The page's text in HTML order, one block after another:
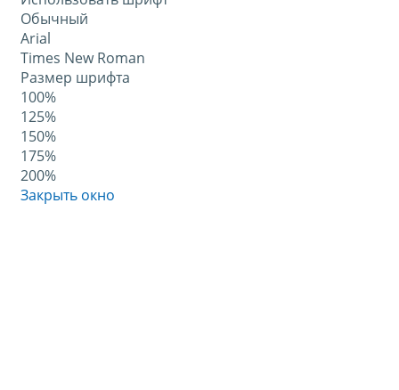
Обычный
Arial
Times New Roman
Размер шрифта
100%
125%
150%
175%
200%
Закрыть окно